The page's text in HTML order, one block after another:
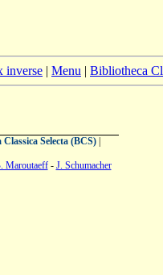
inverse | Menu | Bibliotheca
Selecta (BCS)|
Maroutaeff- J. Schumacher